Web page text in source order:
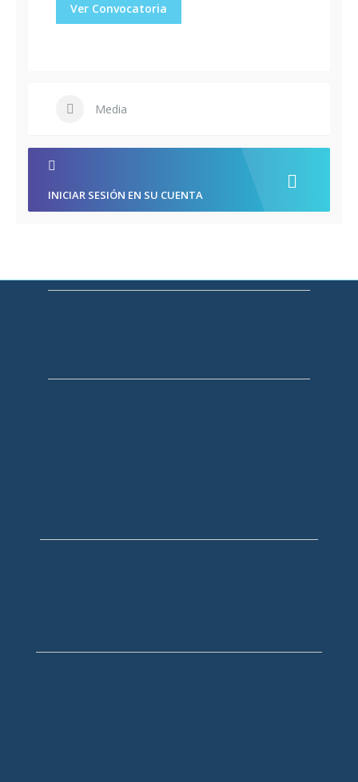
Ver Convocatoria
Media
INICIAR SESIÓN EN SU CUENTA